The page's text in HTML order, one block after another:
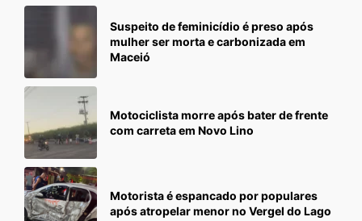
Suspeito de feminicídio é preso após
mulher ser morta e carbonizada em
Maceió
Motociclista morre após bater de frente
com carreta em Novo Lino
Motorista é espancado por populares
após atropelar menor no Vergel do Lago